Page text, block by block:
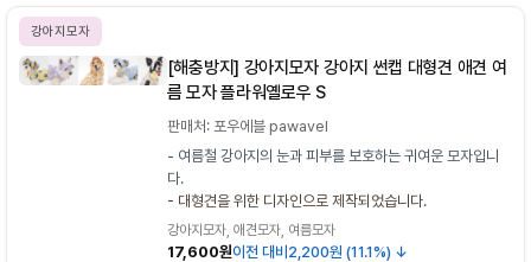
강아지모자
[해충방지] 강아지모자 강아지 썬캡 대형견 애견 여
름 모자 플라워옐로우 S
판매처: 포우에블 pawavel
- 여름철 강아지의 눈과 피부를 보호하는 귀여운 모자입니
다.
- 대형견을 위한 디자인으로 제작되었습니다.
강아지모자, 애견모자, 여름모자
17,600원이전 대비 2,200원 (11.1%) ↓